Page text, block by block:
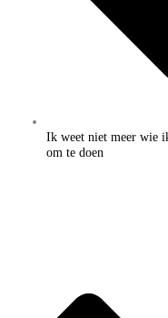
Ik weet niet meer wie
om te doen